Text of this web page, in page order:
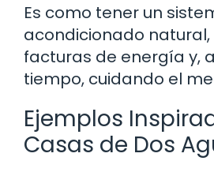
Es como tener un
acondicionado
facturas de energía y,
tiempo, cuidando el
Ejemplos
Casas de Dos